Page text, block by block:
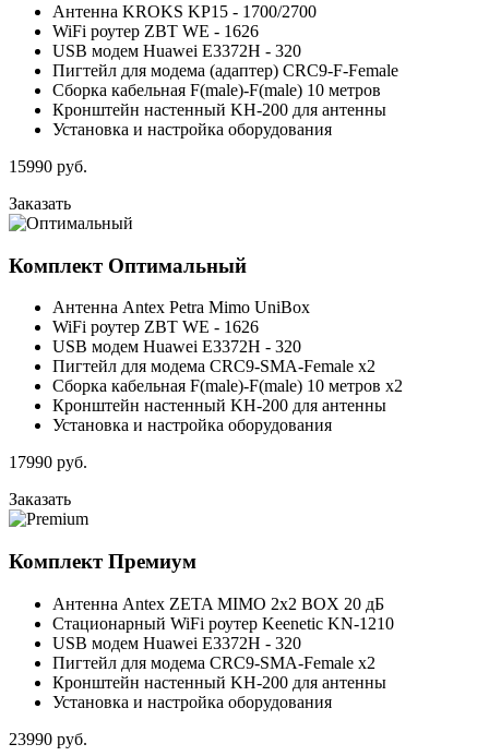
Антенна KROKS KP15 - 1700/2700
WiFi роутер ZBT WE - 1626
USB модем Huawei E3372H - 320
Пигтейл для модема (адаптер) CRC9-F-Female
Сборка кабельная F(male)-F(male) 10 метров
Кронштейн настенный KH-200 для антенны
Установка и настройка оборудования
15990 руб.
Заказать
Комплект Оптимальный
Антенна Antex Petra Mimo UniBox
WiFi роутер ZBT WE - 1626
USB модем Huawei E3372H - 320
Пигтейл для модема CRC9-SMA-Female x2
Сборка кабельная F(male)-F(male) 10 метров x2
Кронштейн настенный KH-200 для антенны
Установка и настройка оборудования
17990 руб.
Заказать
КомплектПремиум
Антенна Antex ZETA MIMO 2x2 BOX 20 дБ
Стационарный WiFi роутер Keenetic KN-1210
USB модем Huawei E3372H - 320
Пигтейл для модема CRC9-SMA-Female x2
Кронштейн настенный KH-200 для антенны
Установка и настройка оборудования
23990 руб.